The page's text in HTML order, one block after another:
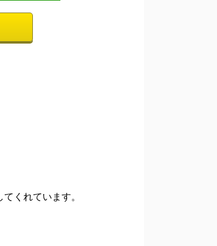
くれています。